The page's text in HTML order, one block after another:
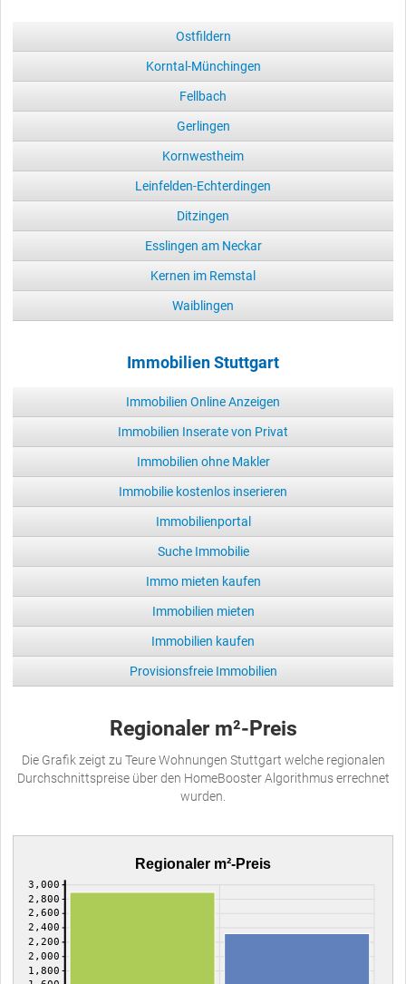
Ostfildern
Korntal-Münchingen
Fellbach
Gerlingen
Kornwestheim
Leinfelden-Echterdingen
Ditzingen
Esslingen am Neckar
Kernen im Remstal
Waiblingen
Immobilien Stuttgart
Immobilien Online Anzeigen
Immobilien Inserate von Privat
Immobilien ohne Makler
Immobilie kostenlos inserieren
Immobilienportal
Suche Immobilie
Immo mieten kaufen
Immobilien mieten
Immobilien kaufen
Provisionsfreie Immobilien
Regionaler m²-Preis
Die Grafik zeigt zu Teure Wohnungen Stuttgart welche regionalen
Durchschnittspreise über den HomeBooster Algorithmus errechnet
wurden.
Regionaler m²-Preis
1,800
2,000
2,200
2,400
2,600
2,800
3,000